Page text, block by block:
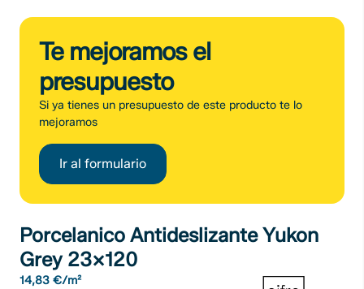
Te mejoramos el
presupuesto
Si ya tienes un presupuesto de este producto te lo
mejoramos
Ir al formulario
Porcelanico Antideslizante Yukon
Grey 23×120
14,83 €/m²